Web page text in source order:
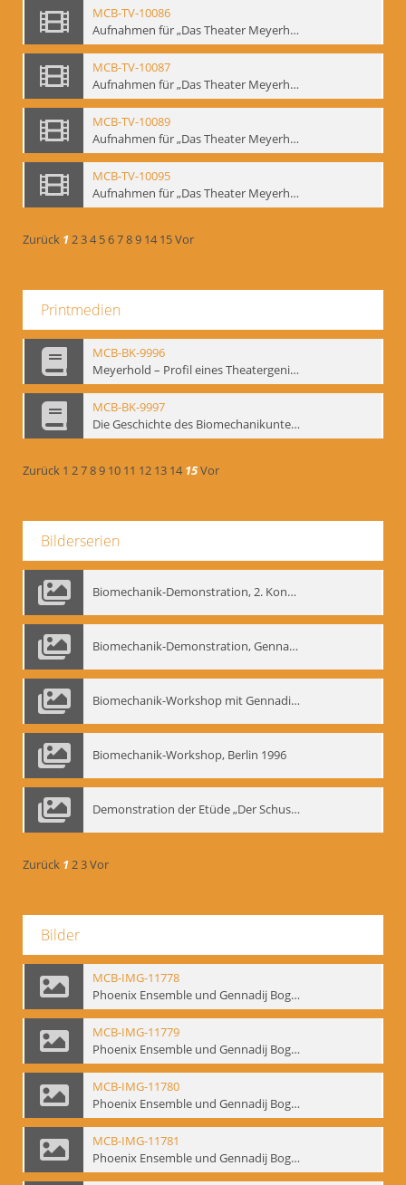
MCB-TV-10086
Aufnahmen für „Das Theater Meyerholds und die Biomechanik“ (2). Demonstration der Etüde „Die Ohrfeige“ in verschiedenen Variationen, Ausschnitt 1 - Interne Signatur: BM-vid-2_A1
MCB-TV-10087
Aufnahmen für „Das Theater Meyerholds und die Biomechanik“ (2). Demonstration der Etüde „Die Ohrfeige“ in verschiedenen Variationen, Ausschnitt 2 - Interne Signatur: BM-vid-2_A2
MCB-TV-10089
Aufnahmen für „Das Theater Meyerholds und die Biomechanik“ (3). Etüde „Der Dolchstoß“, Ausschnitt 1 - Interne Signatur: BM-vid-3_A1
MCB-TV-10095
Aufnahmen für „Das Theater Meyerholds und die Biomechanik“ (6). Biomechanische Grundelemente und szenische Umsetzung, Ausschnitt 1 - Interne Signatur: BM-vid-6_A1
Zurück 1234 56789 14 15Vor
Printmedien
MCB-BK-9996
Meyerhold – Profil eines Theatergenies. Vortrag. Arbeitsdemonstration - interne Signatur: BM-prt-203
MCB-BK-9997
Die Geschichte des Biomechanikunterrichts im Theater der Satire - interne Signatur: BM-prt-204
Zurück 1 2789 10 11 12 13 14 15Vor
Bilderserien
Biomechanik-Demonstration, 2. Kongress der EMF, Mai 1995
Biomechanik-Demonstration, Gennadij Bogdanow im Berliner Ensemble, 04.10.1991
Biomechanik-Workshop mit Gennadij Nikolajewitsch Bogdanow im Mime Centrum Berlin, 1991
Biomechanik-Workshop, Berlin 1996
Demonstration der Etüde „Der Schuss mit dem Bogen“ durch Gennadij Nikolajewitsch Bogdanow, Berlin 1991
Zurück 123Vor
Bilder
MCB-IMG-11778
Phoenix Ensemble und Gennadij Bogdanow; BM-img-105-4
MCB-IMG-11779
Phoenix Ensemble und Gennadij Bogdanow; BM-img-105-5
MCB-IMG-11780
Phoenix Ensemble und Gennadij Bogdanow; BM-img-105-6
MCB-IMG-11781
Phoenix Ensemble und Gennadij Bogdanow; BM-img-105-7